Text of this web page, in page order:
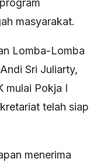
masyarakat.
Lomba-Lomba
Sri Juliarty,
mulai Pokja I
telah siap
menerima